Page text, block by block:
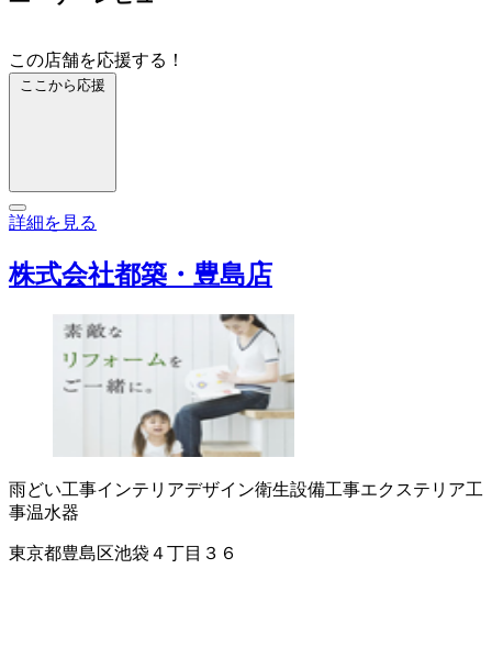
この店舗を応援する！
ここから応援
詳細を見る
株式会社都築・豊島店
雨どい工事インテリアデザイン衛生設備工事エクステリア工
事温水器
東京都豊島区池袋４丁目３６